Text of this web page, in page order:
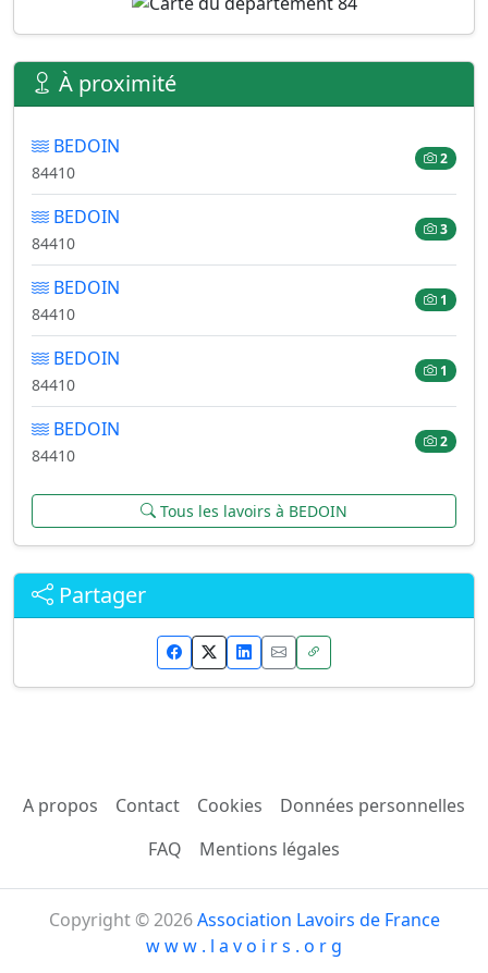
À proximité
BEDOIN
84410
2
BEDOIN
84410
3
BEDOIN
84410
1
BEDOIN
84410
1
BEDOIN
84410
2
Tous les lavoirs à BEDOIN
Partager
A propos Contact Cookies
Données personnelles
FAQ
Mentions légales
Copyright © 2026Association Lavoirs de France
w w w . l a v o i r s . o r g